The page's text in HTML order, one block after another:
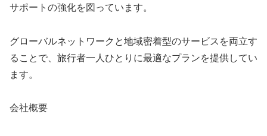
サポートの強化を図っています。
グローバルネットワークと地域密着型のサービスを両立す
ることで、旅行者一人ひとりに最適なプランを提供してい
ます。
会社概要